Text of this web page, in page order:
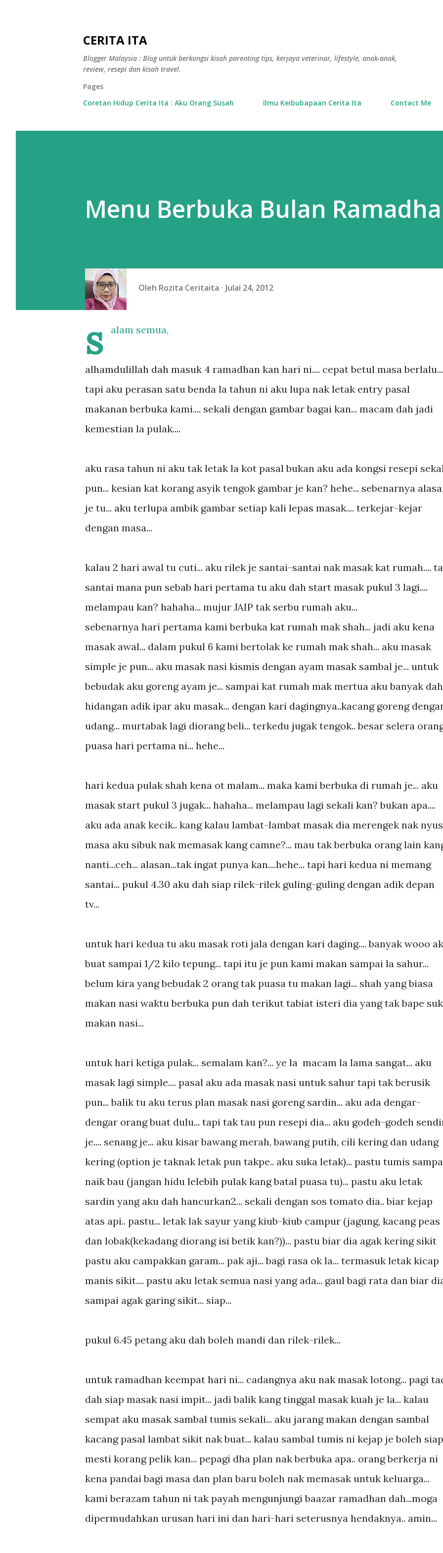
CERITA ITA
Blogger Malaysia : Blog untuk berkongsi kisah parenting tips, kerjaya veterinar, lifestyle, anak-anak,
review, resepi dan kisah travel.
Pages
Coretan Hidup Cerita Ita : Aku Orang Susah
Ilmu Keibubapaan Cerita Ita Contact Me
Menu Berbuka Bulan
Oleh Rozita Ceritaita Julai 24, 2012
s alam semua,
alhamdulillah dah masuk 4 ramadhan kan hari ni.... cepat betul masa berlalu...
tapi aku perasan satu benda la tahun ni aku lupa nak letak entry pasal
makanan berbuka kami.... sekali dengan gambar bagai kan... macam dah jadi
kemestian la pulak....
aku rasa tahun ni aku tak letak la kot pasal bukan aku ada kongsi resepi
pun... kesian kat korang asyik tengok gambar je kan? hehe... sebenarnya
je tu... aku terlupa ambik gambar setiap kali lepas masak.... terkejar-kejar
dengan masa...
kalau 2 hari awal tu cuti... aku rilek je santai-santai nak masak kat rumah....
santai mana pun sebab hari pertama tu aku dah start masak pukul 3 lagi....
melampau kan? hahaha... mujur JAIP tak serbu rumah aku...
sebenarnya hari pertama kami berbuka kat rumah mak shah... jadi aku kena
masak awal... dalam pukul 6 kami bertolak ke rumah mak shah... aku masak
simple je pun... aku masak nasi kismis dengan ayam masak sambal je... untuk
bebudak aku goreng ayam je... sampai kat rumah mak mertua aku banyak dah
hidangan adik ipar aku masak... dengan kari dagingnya..kacang goreng
udang... murtabak lagi diorang beli... terkedu jugak tengok.. besar selera
puasa hari pertama ni... hehe...
hari kedua pulak shah kena ot malam... maka kami berbuka di rumah je... aku
masak start pukul 3 jugak... hahaha... melampau lagi sekali kan? bukan apa....
aku ada anak kecik.. kang kalau lambat-lambat masak dia merengek nak
masa aku sibuk nak memasak kang camne?... mau tak berbuka orang lain
nanti...ceh... alasan...tak ingat punya kan....hehe... tapi hari kedua ni memang
santai... pukul 4.30 aku dah siap rilek-rilek guling-guling dengan adik depan
tv...
untuk hari kedua tu aku masak roti jala dengan kari daging.... banyak wooo
buat sampai 1/2 kilo tepung... tapi itu je pun kami makan sampai la sahur...
belum kira yang bebudak 2 orang tak puasa tu makan lagi... shah yang biasa
makan nasi waktu berbuka pun dah terikut tabiat isteri dia yang tak bape
makan nasi...
untuk hari ketiga pulak... semalam kan?... ye la macam la lama sangat... aku
masak lagi simple.... pasal aku ada masak nasi untuk sahur tapi tak berusik
pun... balik tu aku terus plan masak nasi goreng sardin... aku ada dengar-
dengar orang buat dulu... tapi tak tau pun resepi dia... aku godeh-godeh
je.... senang je... aku kisar bawang merah, bawang putih, cili kering dan udang
kering (option je taknak letak pun takpe.. aku suka letak)... pastu tumis
naik bau (jangan hidu lelebih pulak kang batal puasa tu)... pastu aku letak
sardin yang aku dah hancurkan2... sekali dengan sos tomato dia.. biar kejap
atas api.. pastu... letak lak sayur yang kiub-kiub campur (jagung, kacang peas
dan lobak(kekadang diorang isi betik kan?))... pastu biar dia agak kering sikit
pastu aku campakkan garam... pak aji... bagi rasa ok la... termasuk letak kicap
manis sikit.... pastu aku letak semua nasi yang ada... gaul bagi rata dan biar
sampai agak garing sikit... siap...
pukul 6.45 petang aku dah boleh mandi dan rilek-rilek...
untuk ramadhan keempat hari ni... cadangnya aku nak masak lotong... pagi
dah siap masak nasi impit... jadi balik kang tinggal masak kuah je la... kalau
sempat aku masak sambal tumis sekali... aku jarang makan dengan sambal
kacang pasal lambat sikit nak buat... kalau sambal tumis ni kejap je boleh
mesti korang pelik kan... pepagi dha plan nak berbuka apa.. orang berkerja ni
kena pandai bagi masa dan plan baru boleh nak memasak untuk keluarga...
kami berazam tahun ni tak payah mengunjungi baazar ramadhan dah...moga
dipermudahkan urusan hari ini dan hari-hari seterusnya hendaknya.. amin...